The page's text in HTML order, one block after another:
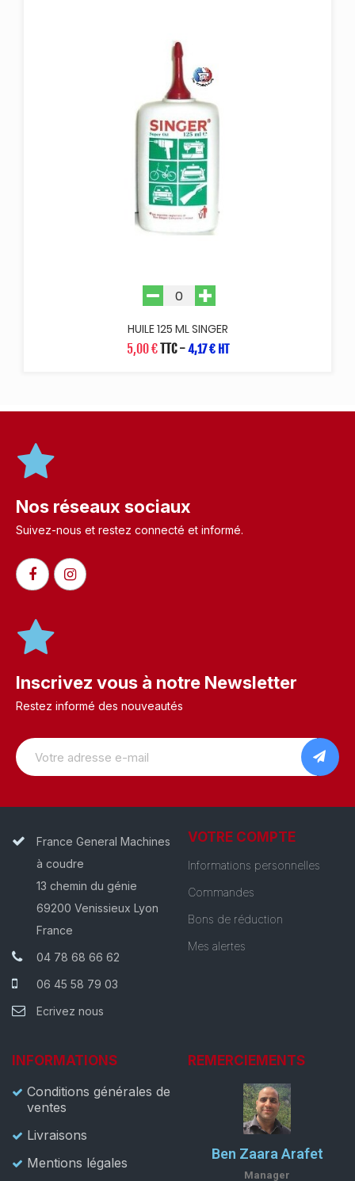
HUILE 125 ML SINGER
5,00 €TTC-4,17 € HT
Nos réseaux sociaux
Suivez-nous et restez connecté et informé.​
Inscrivez vous à notre Newsletter
Restez informé des nouveautés
France General Machines
à coudre
13 chemin du génie
69200 Venissieux Lyon
France
04 78 68 66 62
06 45 58 79 03
Ecrivez nous
VOTRE COMPTE
Informations personnelles
Commandes
Bons de réduction
Mes alertes
INFORMATIONS
Conditions générales de
ventes
Livraisons
Mentions légales
REMERCIEMENTS
Ben Zaara Arafet
Manager